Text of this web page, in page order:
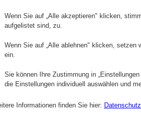
Für
ist es die Chance,
werden, mitzuge­
sich weiter­zu­ent­
Führungs­kräfte ist
um zu
zu geben und
Wenn Sie auf „Alle akzeptieren" klicken,
aufgelistet sind, zu.
Wenn Sie auf „Alle ablehnen" klicken, setzen
ein.
Sie können Ihre Zustimmung in
die Einstellungen individuell auswählen und
Informationen finden Sie hier: